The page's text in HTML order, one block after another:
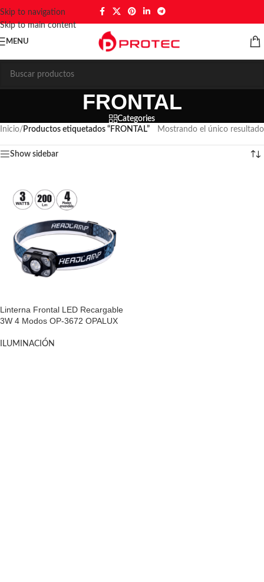
Skip to navigation
Skip to main content
MENU
FRONTAL
Categories
Inicio/ Productos etiquetados “FRONTAL” Mostrando el único resultado
Show sidebar
Linterna Frontal LED Recargable
3W 4 Modos OP-3672 OPALUX
ILUMINACIÓN